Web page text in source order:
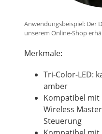
Anwendungsbeispiel: Der
unserem Online-Shop
Merkmale:
Tri-Color-LED:
amber
Kompatibel mit
Wireless
Steuerung